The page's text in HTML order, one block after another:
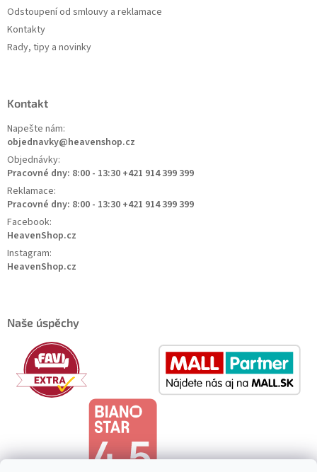
Odstoupení od smlouvy a reklamace
Kontakty
Rady, tipy a novinky
Kontakt
Napešte nám:
objednavky@heavenshop.cz
Objednávky:
Pracovné dny: 8:00 - 13:30 +421 914 399 399
Reklamace:
Pracovné dny: 8:00 - 13:30 +421 914 399 399
Facebook:
HeavenShop.cz
Instagram:
HeavenShop.cz
Naše úspěchy